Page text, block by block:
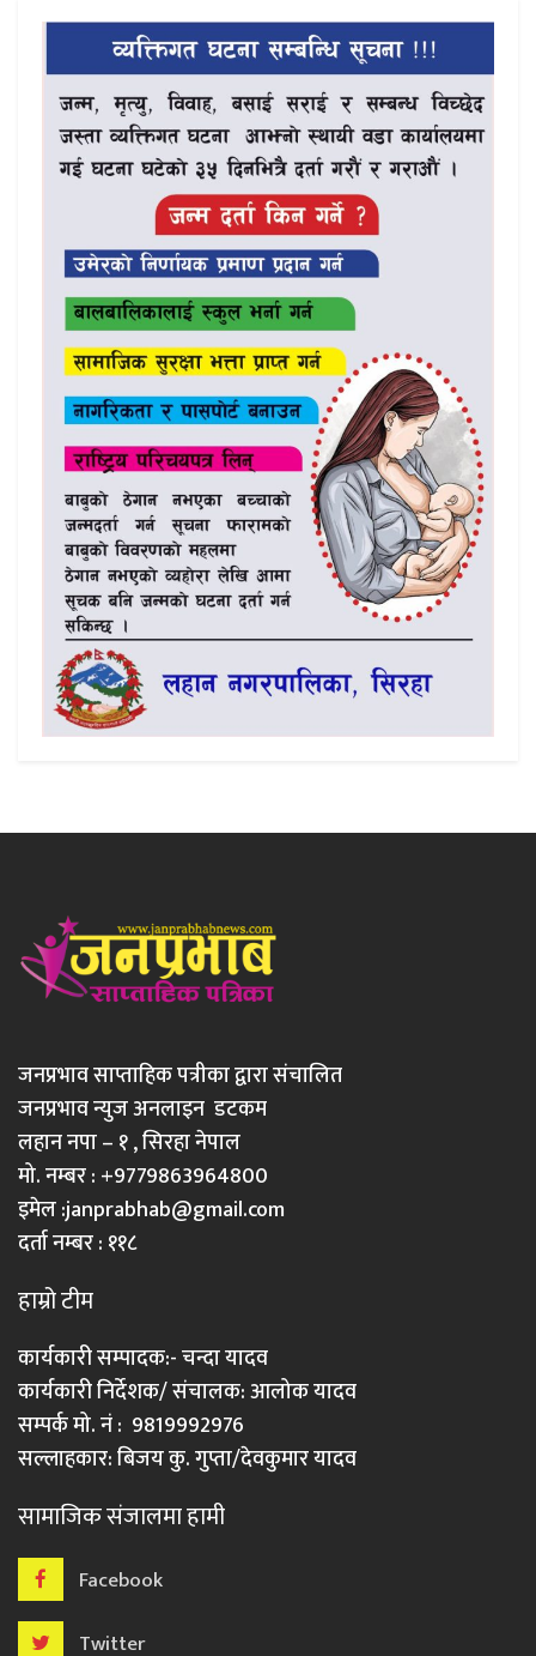
जनप्रभाव साप्ताहिक पत्रीका द्वारा संचालित
जनप्रभाव न्युज अनलाइन डटकम
लहान नपा – १ , सिरहा नेपाल
मो. नम्बर : +9779863964800
इमेल :janprabhab@gmail.com
दर्ता नम्बर : ११८
हाम्रो टीम
कार्यकारी सम्पादक:- चन्दा यादव
कार्यकारी निर्देशक/ संचालक: आलोक यादव
सम्पर्क मो. नं : 9819992976
सल्लाहकार: बिजय कु. गुप्ता/देवकुमार यादव
सामाजिक संजालमा हामी
Facebook
Twitter